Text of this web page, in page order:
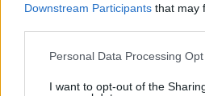
Downstream Participants that may
Please note that this website/app
not limited to your visit or usage
Personal Data Processing
I want to opt-out of the
The New Yorker: Είναι το μέλλον
«Made in China»; Η αντεπίθεση
Κίνας απειλεί την κυριαρχία των
από την ΑΙ και τα αυτοκίνητα έως